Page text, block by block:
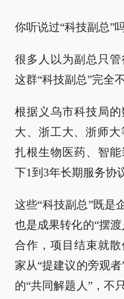
你听说过“科技副总”
很多人以为副总只
这群“科技副总”完全
根据义乌市科技局
大、浙工大、浙师大
扎根生物医药、智
下1到3年长期服务协
这些“科技副总”既是
也是成果转化的“摆
合作，项目结束就
家从“提建议的旁观
的“共同解题人”，不